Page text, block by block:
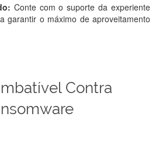
Conte com o suporte da experiente
garantir o máximo de aproveitamento
Contra